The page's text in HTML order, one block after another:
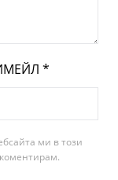
*
ми в този